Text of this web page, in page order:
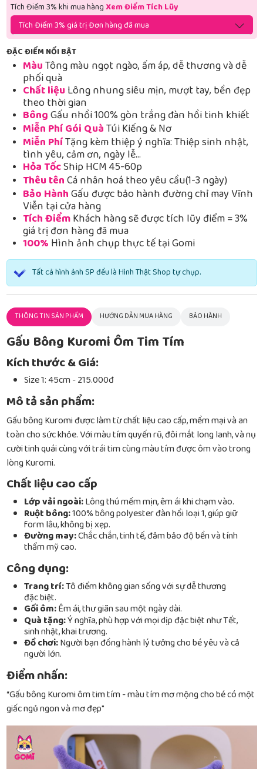
Tích Điểm 3% khi mua hàng Xem Điểm Tích Lũy
Tích Điểm 3% giá trị Đơn hàng đã mua
ĐẶC ĐIỂM NỔI BẬT
MàuTông màu ngọt ngào, ấm áp, dễ thương và dễ
phối quà
Chất liệu Lông nhung siêu mịn, mượt tay, bền đẹp
theo thời gian
BôngGấu nhồi 100% gòn trắng đàn hồi tinh khiết
Miễn Phí Gói QuàTúi Kiếng & Nơ
Miễn PhíTặng kèm thiệp ý nghĩa: Thiệp sinh nhật,
tình yêu, cảm ơn, ngày lễ…
Hỏa TốcShip HCM 45-60p
Thêu tênCá nhân hoá theo yêu cầu(1-3 ngày)
Bảo HànhGấu được bảo hành đường chỉ may Vĩnh
Viễn tại cửa hàng
Tích ĐiểmKhách hàng sẽ được tích lũy điểm = 3%
giá trị đơn hàng đã mua
100% Hình ảnh chụp thực tế tại Gomi
Tất cả hình ảnh SP đều là Hình Thật Shop tự chụp.
THÔNG TIN SẢN PHẨM HƯỚNG DẪN MUA HÀNG BẢO HÀNH
Gấu Bông Kuromi Ôm Tim Tím
Kích thước & Giá:
Size 1: 45cm - 215.000đ
Mô tả sản phẩm:
Gấu bông Kuromi được làm từ chất liệu cao cấp, mềm mại và an
toàn cho sức khỏe. Với màu tím quyến rũ, đôi mắt long lanh, và nụ
cười tinh quái cùng với trái tim cùng màu tím được ôm vào trong
lòng Kuromi.
Chất liệu cao cấp
Lớp vải ngoài:Lông thú mềm mịn, êm ái khi chạm vào.
Ruột bông:100% bông polyester đàn hồi loại 1, giúp giữ
form lâu, không bị xẹp.
Đường may:Chắc chắn, tinh tế, đảm bảo độ bền và tính
thẩm mỹ cao.
Công dụng:
Trang trí:Tô điểm không gian sống với sự dễ thương
đặc biệt.
Gối ôm:Êm ái, thư giãn sau một ngày dài.
Quà tặng:Ý nghĩa, phù hợp với mọi dịp đặc biệt như Tết,
sinh nhật, khai trương.
Đồ chơi:Người bạn đồng hành lý tưởng cho bé yêu và cả
người lớn.
Điểm nhấn:
“Gấu bông Kuromi ôm tim tím - màu tím mơ mộng cho bé có một
giấc ngủ ngon và mơ đẹp"